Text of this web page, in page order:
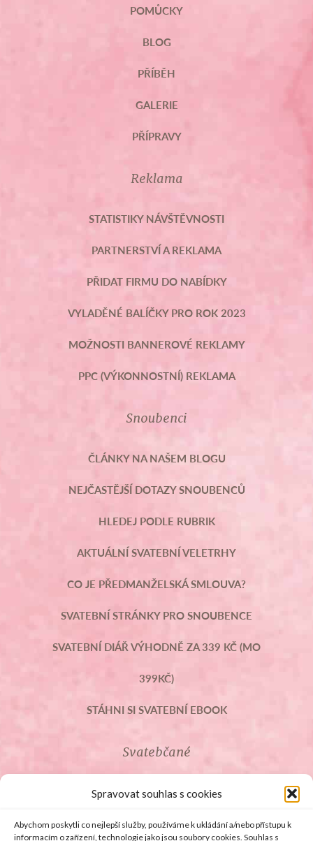
Spravovat souhlas s cookies
Abychom poskytli co nejlepší služby, používáme k ukládání a/nebo přístupu k
informacím o zařízení, technologie jako jsou soubory cookies. Souhlas s
POMŮCKY
BLOG
PŘÍBĚH
GALERIE
PŘÍPRAVY
Reklama
STATISTIKY NÁVŠTĚVNOSTI
PARTNERSTVÍ A REKLAMA
PŘIDAT FIRMU DO NABÍDKY
VYLADĚNÉ BALÍČKY PRO ROK 2023
MOŽNOSTI BANNEROVÉ REKLAMY
PPC (VÝKONNOSTNÍ) REKLAMA
Snoubenci
ČLÁNKY NA NAŠEM BLOGU
NEJČASTĚJŠÍ DOTAZY SNOUBENCŮ
HLEDEJ PODLE RUBRIK
AKTUÁLNÍ SVATEBNÍ VELETRHY
CO JE PŘEDMANŽELSKÁ SMLOUVA?
SVATEBNÍ STRÁNKY PRO SNOUBENCE
SVATEBNÍ DIÁŘ VÝHODNĚ ZA 339 KČ (MO
399KČ)
STÁHNI SI SVATEBNÍ EBOOK
Svatebčané
ROZCESTNÍK PRO SVATEBČANY
SVATEBNÍ PROSLOVY